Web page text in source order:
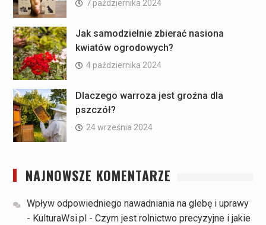
7 października 2024
Jak samodzielnie zbierać nasiona
kwiatów ogrodowych?
4 października 2024
Dlaczego warroza jest groźna dla
pszczół?
24 września 2024
NAJNOWSZE KOMENTARZE
Wpływ odpowiedniego nawadniania na glebę i uprawy
- KulturaWsi.pl - Czym jest rolnictwo precyzyjne i jakie